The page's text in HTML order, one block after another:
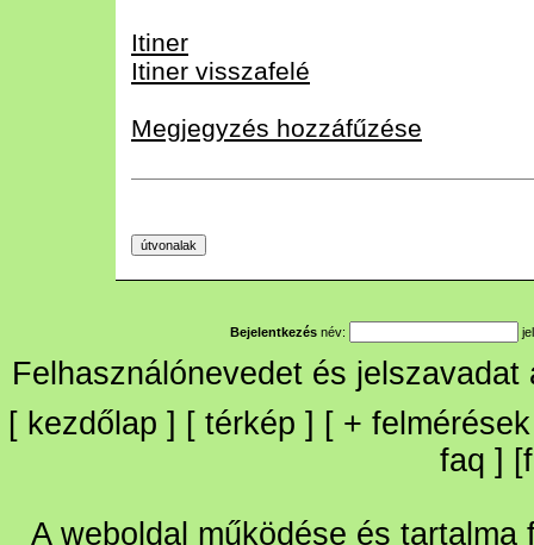
Itiner
Itiner visszafelé
Megjegyzés hozzáfűzése
Bejelentkezés név:
Felhasználónevedet és
[ kezdőlap ] [ térkép ] [ + felmérések
faq ] [
A weboldal működése és